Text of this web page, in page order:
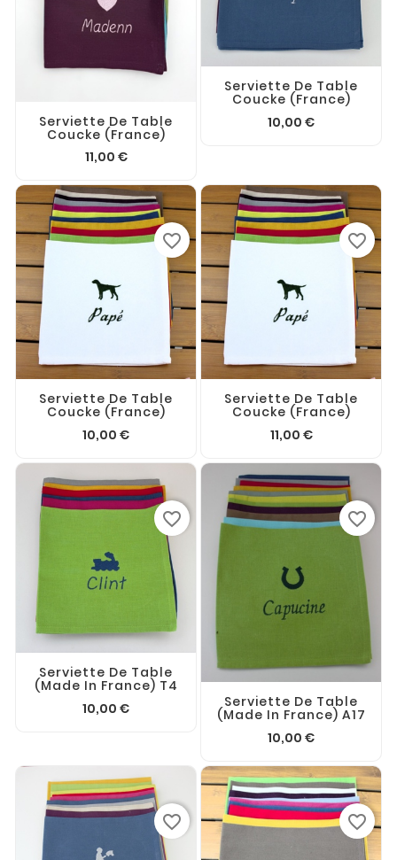
Serviette De Table
Coucke (France)
11,00 €
Serviette De Table
Coucke (France)
10,00 €
Serviette De Table
Coucke (France)
10,00 €
favorite_border
Serviette De Table
Coucke (France)
11,00 €
favorite_border
Serviette De Table
(made In France) T4
10,00 €
favorite_border
Serviette De Table
(made In France) A17
10,00 €
favorite_border
favorite_border favorite_border